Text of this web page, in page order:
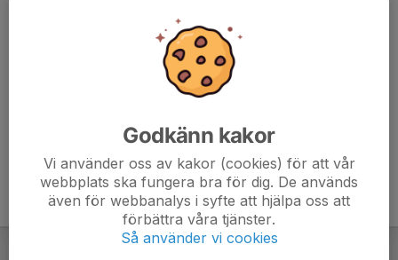
Godkänn kakor
Vi använder oss av kakor (cookies) för att vår
webbplats ska fungera bra för dig. De används
även för webbanalys i syfte att hjälpa oss att
förbättra våra tjänster.
Så använder vi cookies